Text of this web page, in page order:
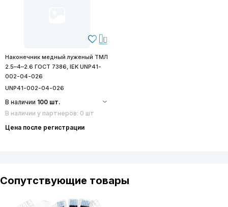
Наконечник медный луженый ТМЛ
2.5–4–2.6 ГОСТ 7386, IEK UNP41-
002-04-026
UNP41-002-04-026
В наличии 100 шт.
В наличии у партнеров: 0 шт
Цена после регистрации
Сопутствующие товары